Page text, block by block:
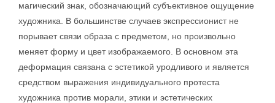
магический знак, обозначающий субъективное ощущение
художника. В большинстве случаев экспрессионист не
порывает связи образа с предметом, но произвольно
меняет форму и цвет изображаемого. В основном эта
деформация связана с эстетикой уродливого и является
средством выражения индивидуального протеста
художника против морали, этики и эстетических